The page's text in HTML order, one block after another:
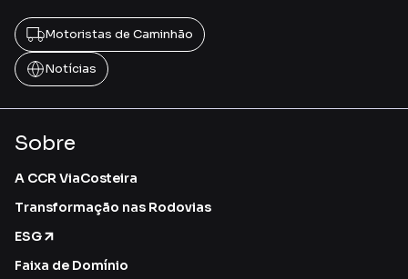
Motoristas de Caminhão
Notícias
Sobre
A CCR ViaCosteira
Transformação nas Rodovias
ESG
Faixa de Domínio